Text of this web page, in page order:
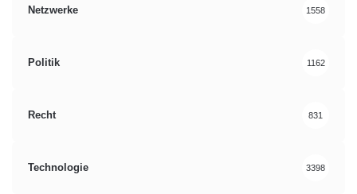
Netzwerke 1558
Politik 1162
Recht 831
Technologie 3398